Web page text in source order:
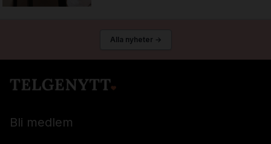
Alla nyheter →
Bli medlem